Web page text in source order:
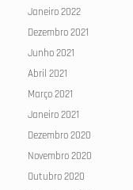
Janeiro 2022
Dezembro 2021
Junho 2021
Abril 2021
Março 2021
Janeiro 2021
Dezembro 2020
Novembro 2020
Outubro 2020